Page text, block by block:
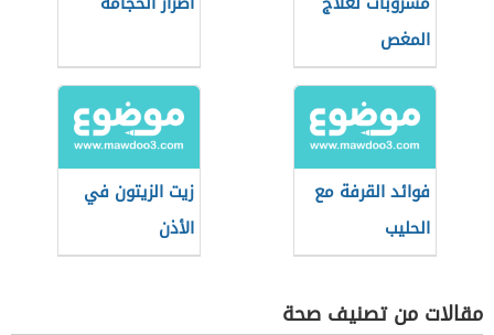
المغص
فوائد القرفة مع
الحليب
زيت الزيتون في
الأذن
مقالات من تصنيف صحة